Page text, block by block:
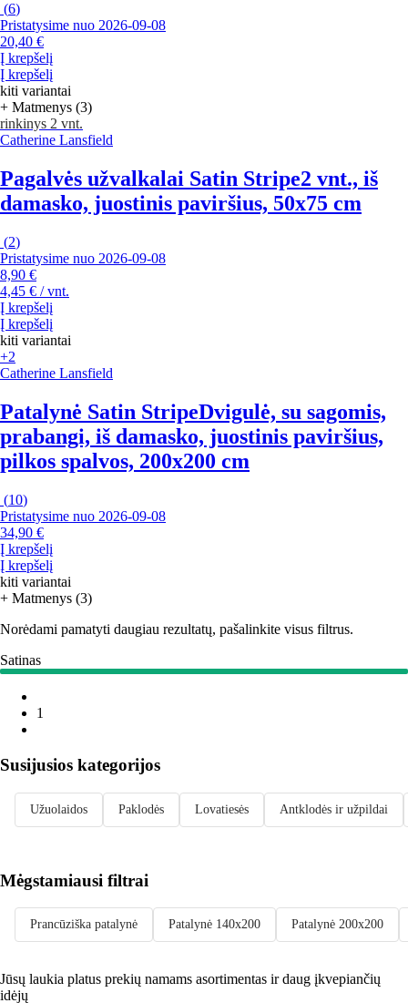
(6)
Pristatysime nuo 2026‑09‑08
20,40 €
Į krepšelį
Į krepšelį
kiti variantai
+ Matmenys (3)
rinkinys 2 vnt.
Catherine Lansfield
Pagalvės užvalkalai Satin Stripe2 vnt., iš
damasko, juostinis paviršius, 50x75 cm
(2)
Pristatysime nuo 2026‑09‑08
8,90 €
4,45 € / vnt.
Į krepšelį
Į krepšelį
kiti variantai
+2
Catherine Lansfield
Patalynė Satin StripeDvigulė, su sagomis,
prabangi, iš damasko, juostinis paviršius,
pilkos spalvos, 200x200 cm
(10)
Pristatysime nuo 2026‑09‑08
34,90 €
Į krepšelį
Į krepšelį
kiti variantai
+ Matmenys (3)
Norėdami pamatyti daugiau rezultatų, pašalinkite visus filtrus.
Satinas
1
Susijusios kategorijos
Užuolaidos Paklodės Lovatiesės Antklodės ir užpildai
Mėgstamiausi filtrai
Prancūziška patalynė Patalynė 140x200 Patalynė 200x200
Jūsų laukia platus prekių namams asortimentas ir daug įkvepiančių
idėjų